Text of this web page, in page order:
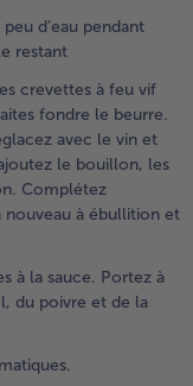
d’eau pendant
restant
crevettes à feu vif
fondre le beurre.
avec le vin et
le bouillon, les
Complétez
à ébullition et
à la sauce. Portez à
du poivre et de la